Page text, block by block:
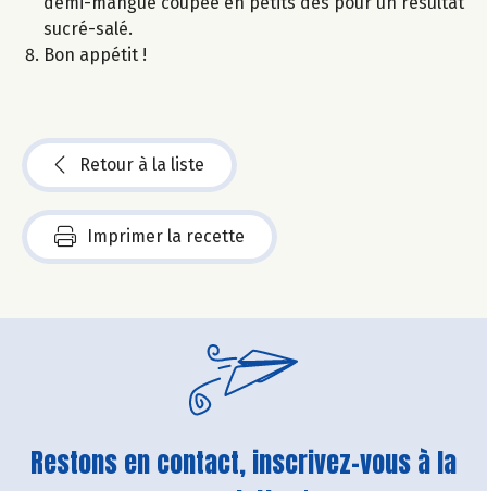
sucré-salé.
Bon appétit !
Retour à la liste
Imprimer la recette
Restons en contact, inscrivez-vous à la